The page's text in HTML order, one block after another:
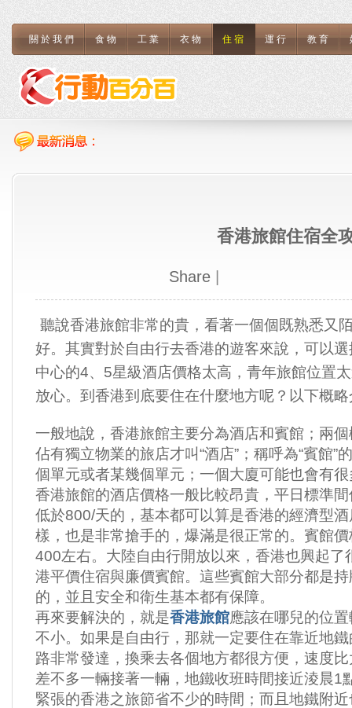
關於我們 食物 工業 衣物 住宿 運行 教育
香港旅館住宿全
Share
聽說香港旅館非常的貴，看著一個個既熟悉又
好。其實對於自由行去香港的遊客來說，可以
中心的4、5星級酒店價格太高，青年旅館位置
放心。到香港到底要住在什麼地方呢？以下概
一般地說，香港旅館主要分為酒店和賓館；兩
佔有獨立物業的旅店才叫“酒店”；稱呼為“賓館”
個單元或者某幾個單元；一個大廈可能也會有
香港旅館的酒店價格一般比較昂貴，平日標準
低於800/天的，基本都可以算是香港的經濟型
樣，也是非常搶手的，爆滿是很正常的。賓館
400左右。大陸自由行開放以來，香港也興起
港平價住宿與廉價賓館。這些賓館大部分都是
的，並且安全和衛生基本都有保障。
再來要解決的，就是香港旅館應該在哪兒的位
不小。如果是自由行，那就一定要住在靠近地
路非常發達，換乘去各個地方都很方便，速度
差不多一輛接著一輛，地鐵收班時間接近淩晨1
緊張的香港之旅節省不少的時間；而且地鐵附